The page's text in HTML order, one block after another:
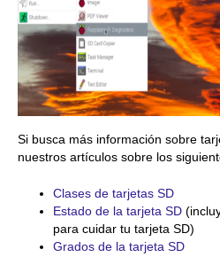
Si busca más información sobre
nuestros artículos sobre los
Clases de tarjetas SD
Estado de la tarjeta SD
para cuidar tu tarjeta SD)
Grados de la tarjeta SD